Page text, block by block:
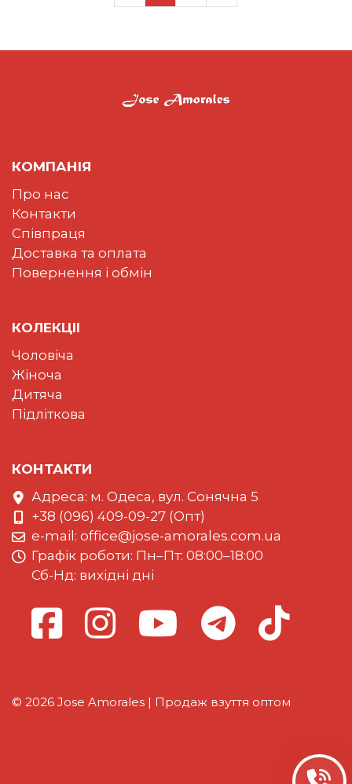
КОМПАНІЯ
Про нас
Контакти
Співпраця
Доставка та оплата
Повернення і обмін
КОЛЕКЦII
Чоловіча
Жіноча
Дитяча
Підліткова
КОНТАКТИ
Адреса: м. Одеса, вул. Сонячна 5
+38 (096) 409-09-27 (Опт)
e-mail: office@jose-amorales.com.ua
Графiк роботи: Пн–Пт: 08:00–18:00
Сб-Нд: вихідні дні
© 2026 Jose Amorales | Продаж взуття оптом